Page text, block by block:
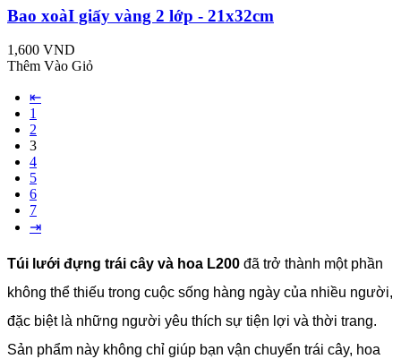
Bao xoàI giấy vàng 2 lớp - 21x32cm
1,600 VND
Thêm Vào Giỏ
⇤
1
2
3
4
5
6
7
⇥
Túi lưới đựng trái cây và hoa L200 đã trở thành một phần
không thể thiếu trong cuộc sống hàng ngày của nhiều người,
đặc biệt là những người yêu thích sự tiện lợi và thời trang.
Sản phẩm này không chỉ giúp bạn vận chuyển trái cây, hoa